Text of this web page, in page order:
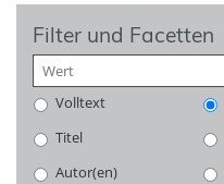
Filter und Facetten
Volltext
Titel
Autor(en)